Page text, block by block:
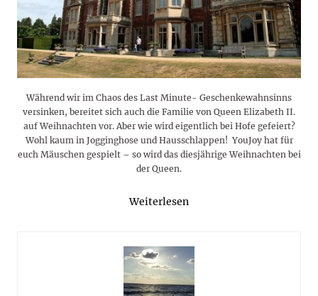
Während wir im Chaos des Last Minute- Geschenkewahnsinns
versinken, bereitet sich auch die Familie von Queen Elizabeth II.
auf Weihnachten vor. Aber wie wird eigentlich bei Hofe gefeiert?
Wohl kaum in Jogginghose und Hausschlappen! YouJoy hat für
euch Mäuschen gespielt – so wird das diesjährige Weihnachten bei
der Queen.
Weiterlesen